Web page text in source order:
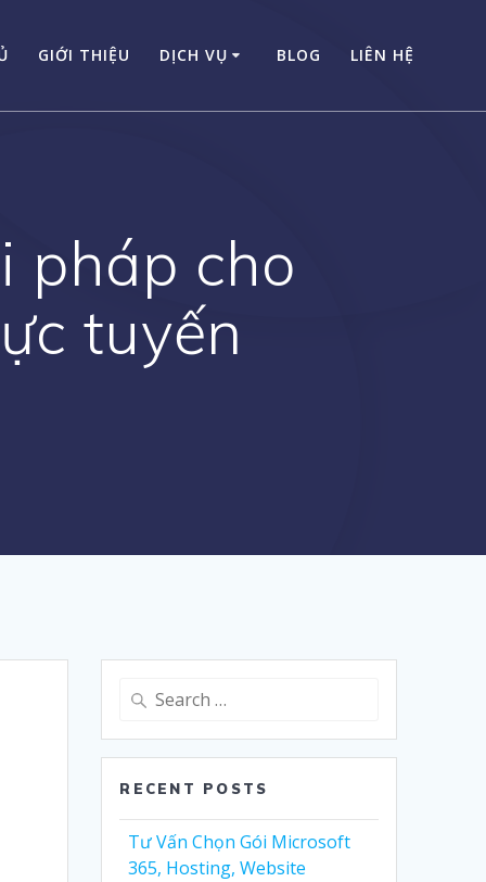
GIỚI THIỆU DỊCH VỤ BLOG LIÊN HỆ
pháp cho
tuyến
Search
RECENT POSTS
Tư Vấn Chọn Gói Microsoft
365, Hosting, Website